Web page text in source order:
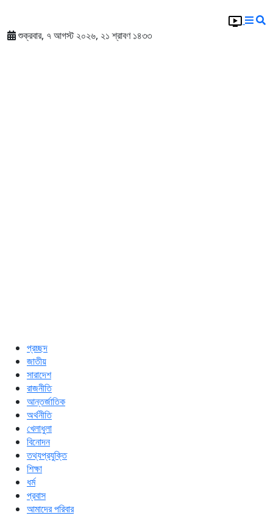
শুক্রবার, ৭ আগস্ট ২০২৬, ২১ শ্রাবণ ১৪৩৩
প্রচ্ছদ
জাতীয়
সারাদেশ
রাজনীতি
আন্তর্জাতিক
অর্থনীতি
খেলাধুলা
বিনোদন
তথ্যপ্রযুক্তি
শিক্ষা
ধর্ম
প্রবাস
আমাদের পরিবার